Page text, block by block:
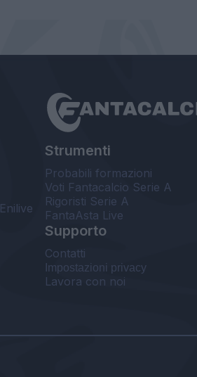
Strumenti
Probabili formazioni
Voti Fantacalcio Serie A
Rigoristi Serie A
FantaAsta Live
Supporto
Contatti
Impostazioni privacy
Lavora con noi